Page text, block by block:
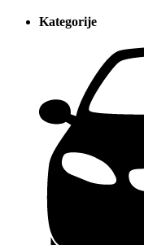
Kategorije